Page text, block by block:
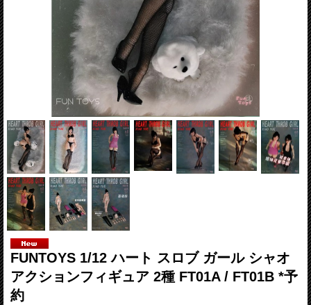
FUNTOYS 1/12 ハート スロブ ガール シャオ
アクションフィギュア 2種 FT01A / FT01B *予
約